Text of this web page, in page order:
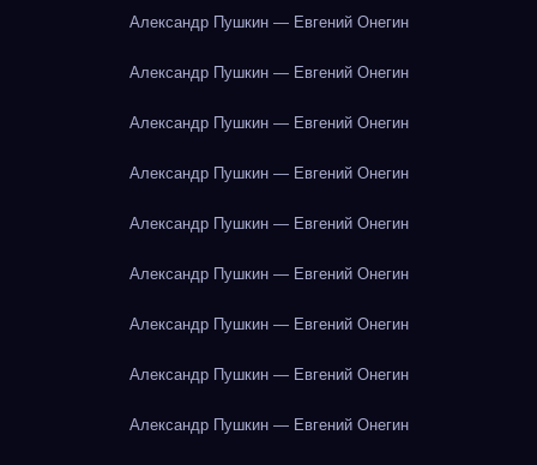
Александр Пушкин — Евгений Онегин
Александр Пушкин — Евгений Онегин
Александр Пушкин — Евгений Онегин
Александр Пушкин — Евгений Онегин
Александр Пушкин — Евгений Онегин
Александр Пушкин — Евгений Онегин
Александр Пушкин — Евгений Онегин
Александр Пушкин — Евгений Онегин
Александр Пушкин — Евгений Онегин